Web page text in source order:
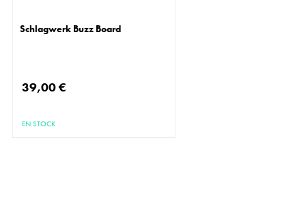
Schlagwerk Buzz Board
39,00 €
EN STOCK